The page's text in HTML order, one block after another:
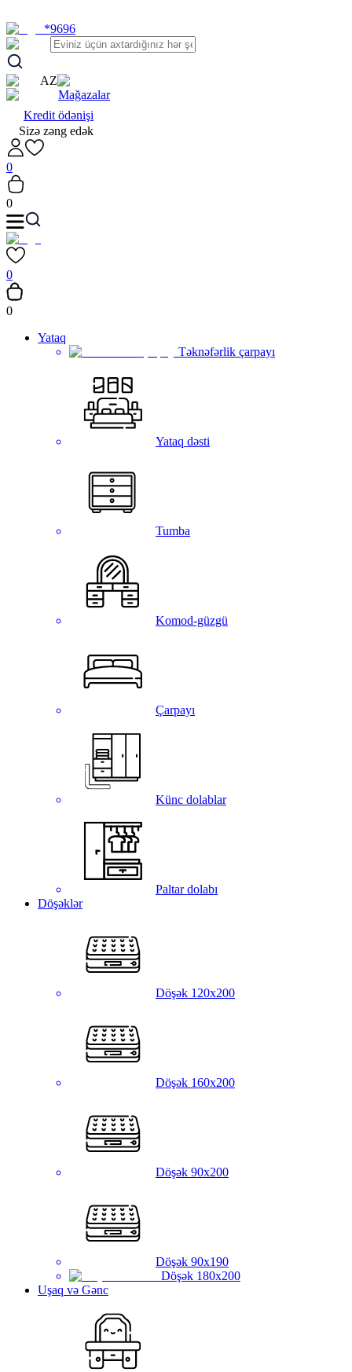
*9696
AZ
Mağazalar
Kredit ödənişi
Sizə zəng edək
0
0
0
0
Yataq
Təknəfərlik çarpayı
Yataq dəsti
Tumba
Komod-güzgü
Çarpayı
Künc dolablar
Paltar dolabı
Döşəklər
Döşək 120x200
Döşək 160x200
Döşək 90x200
Döşək 90x190
Döşək 180x200
Uşaq və Gənc